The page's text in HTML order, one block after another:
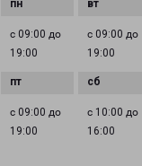
с 09:00 до
19:00
с 09:00 до
19:00
с 09:00 до
19:00
с 10:00 до
16:00